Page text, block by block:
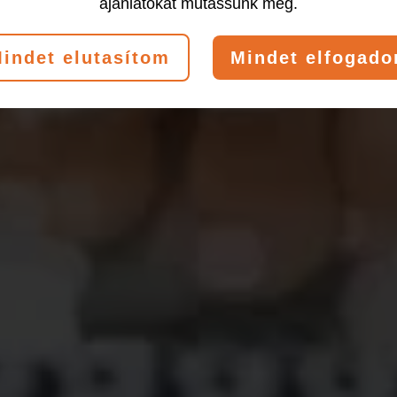
elutasítom Mindet